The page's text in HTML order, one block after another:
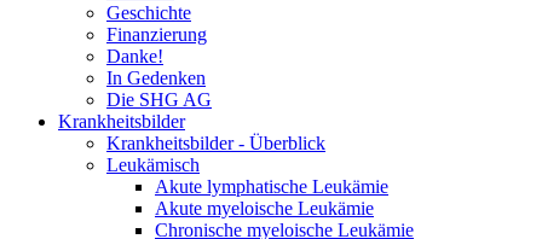
Geschichte
Finanzierung
Danke!
In Gedenken
Die SHG AG
Krankheitsbilder
Krankheitsbilder - Überblick
Leukämisch
Akute lymphatische Leukämie
Akute myeloische Leukämie
Chronische myeloische Leukämie